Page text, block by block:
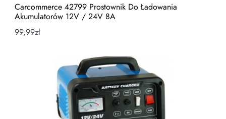
Carcommerce 42799 Prostownik Do Ładowania
Akumulatorów 12V / 24V 8A
99,99zł